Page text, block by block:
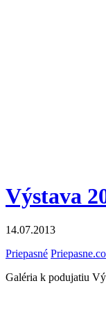
Výstava
14.07.2013
Priepasné
Galéria k podujatiu